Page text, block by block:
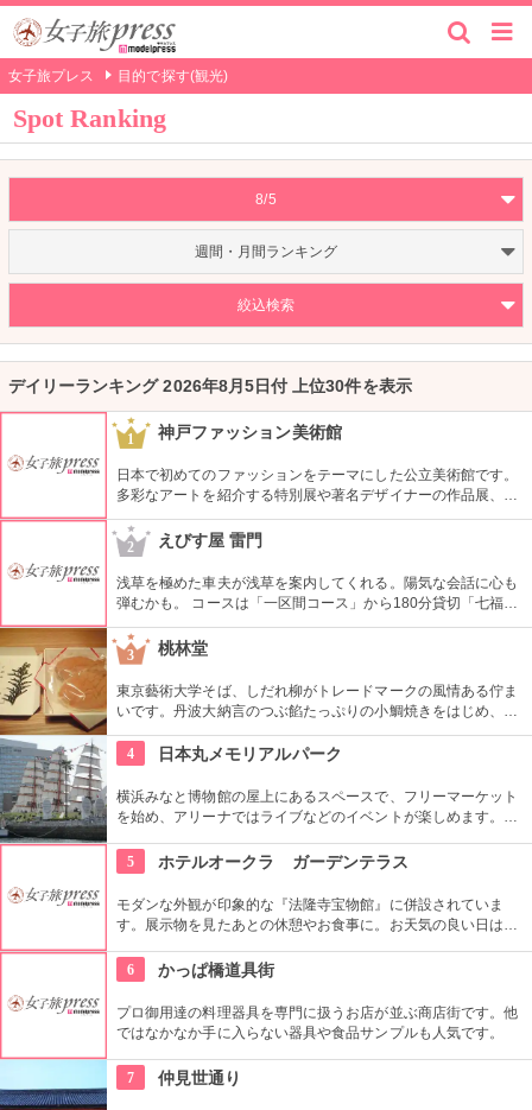
女子旅プレス 目的で探す(観光)
Spot Ranking
8/5
週間・月間ランキング
絞込検索
デイリーランキング 2026年8月5日付 上位30件を表示
1 神戸ファッション美術館
日本で初めてのファッションをテーマにした公立美術館です。
多彩なアートを紹介する特別展や著名デザイナーの作品展、ラ
イブラリーなど見どころ充実。日ごろからファッションが好き
な方、ファッション業界の方、ファッションを学ぶ方、必見で
す。
2 えびす屋 雷門
浅草を極めた車夫が浅草を案内してくれる。陽気な会話に心も
弾むかも。 コースは「一区間コース」から180分貸切「七福神
巡り」まで6種類あり。結婚式、イベント・出張での利用も大
好評だとか。
3 桃林堂
東京藝術大学そば、しだれ柳がトレードマークの風情ある佇ま
いです。丹波大納言のつぶ餡たっぷりの小鯛焼きをはじめ、水
ようかんや最中、ぜんざいなど、品の良い和菓子がそろってい
ます。お抹茶をいただきながら店内でも。
4 日本丸メモリアルパーク
横浜みなと博物館の屋上にあるスペースで、フリーマーケット
を始め、アリーナではライブなどのイベントが楽しめます。も
財に指定されています。
5 ホテルオークラ ガーデンテラス
モダンな外観が印象的な『法隆寺宝物館』に併設されていま
す。展示物を見たあとの休憩やお食事に。お天気の良い日はテ
が出ることもありますので、何度も訪れたいですね。
6 かっぱ橋道具街
プロ御用達の料理器具を専門に扱うお店が並ぶ商店街です。他
ではなかなか手に入らない器具や食品サンプルも人気です。
7 仲見世通り